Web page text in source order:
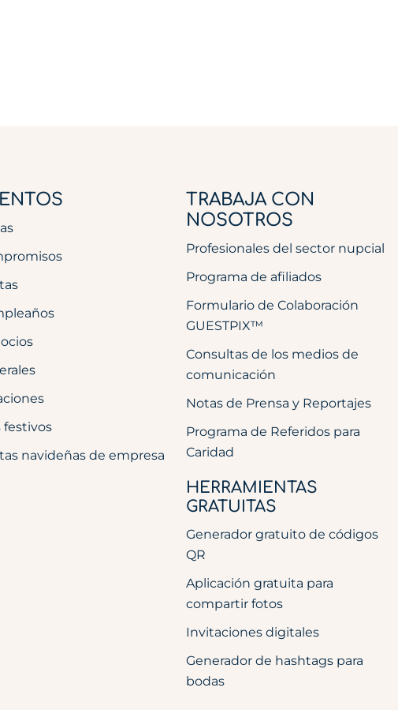
festivos
navideñas de empresa
TRABAJA CON
NOSOTROS
Profesionales del sector nupcial
Programa de afiliados
Formulario de Colaboración
GUESTPIX™
Consultas de los medios de
comunicación
Notas de Prensa y Reportajes
Programa de Referidos para
Caridad
HERRAMIENTAS
GRATUITAS
Generador gratuito de códigos
QR
Aplicación gratuita para
compartir fotos
Invitaciones digitales
Generador de hashtags para
bodas